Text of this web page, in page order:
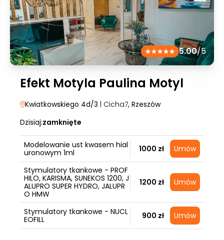
5.00/5
Efekt Motyla Paulina Motyl
Kwiatkowskiego 4d/3 | Cicha7, Rzeszów
Dzisiaj:zamknięte
Modelowanie ust kwasem hial
uronowym 1ml
1000 zł Umów
Stymulatory tkankowe - PROF
HILO, KARISMA, SUNEKOS 1200, J
ALUPRO SUPER HYDRO, JALUPR
O HMW
1200 zł Umów
Stymulatory tkankowe - NUCL
EOFILL
900 zł Umów